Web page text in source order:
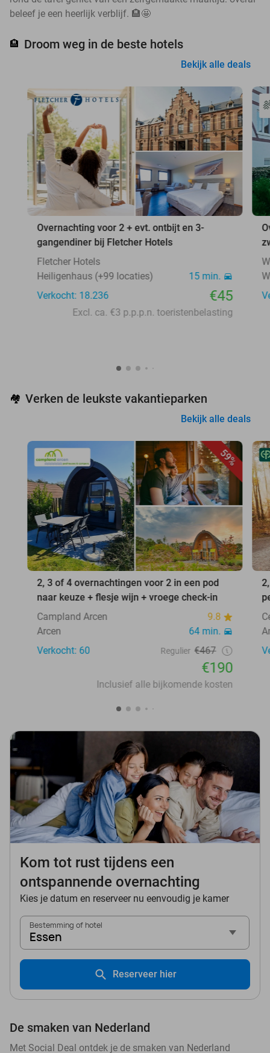
beleef je een heerlijk verblijf. 🏨🤩
🏨 Droom weg in de beste hotels
Bekijk alle deals
Overnachting voor 2 + evt. ontbijt en 3-
gangendiner bij Fletcher Hotels
Fletcher Hotels
Heiligenhaus (+99 locaties)
15 min.
Verkocht: 18.236
€45
Excl. ca. €3 p.p.p.n. toeristenbelasting
🏘️ Verken de leukste vakantieparken
Bekijk alle deals
59%
2, 3 of 4 overnachtingen voor 2 in een pod
naar keuze + flesje wijn + vroege check-in
Campland Arcen
9.8
Arcen
64 min.
Verkocht: 60
Regulier €467
€190
Inclusief alle bijkomende kosten
Kom tot rust tijdens een
ontspannende overnachting
Kies je datum en reserveer nu eenvoudig je kamer
Bestemming of hotel
Essen
Reserveer hier
De smaken van Nederland
Met Social Deal ontdek je de smaken van Nederland